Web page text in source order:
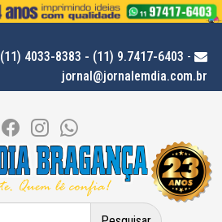
(11) 4033-8383 - (11) 9.7417-6403 -
jornal@jornalemdia.com.br